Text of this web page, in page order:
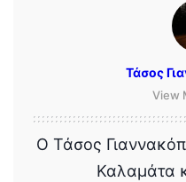
Τάσος
View
Ο Τάσος
Καλαμάτα